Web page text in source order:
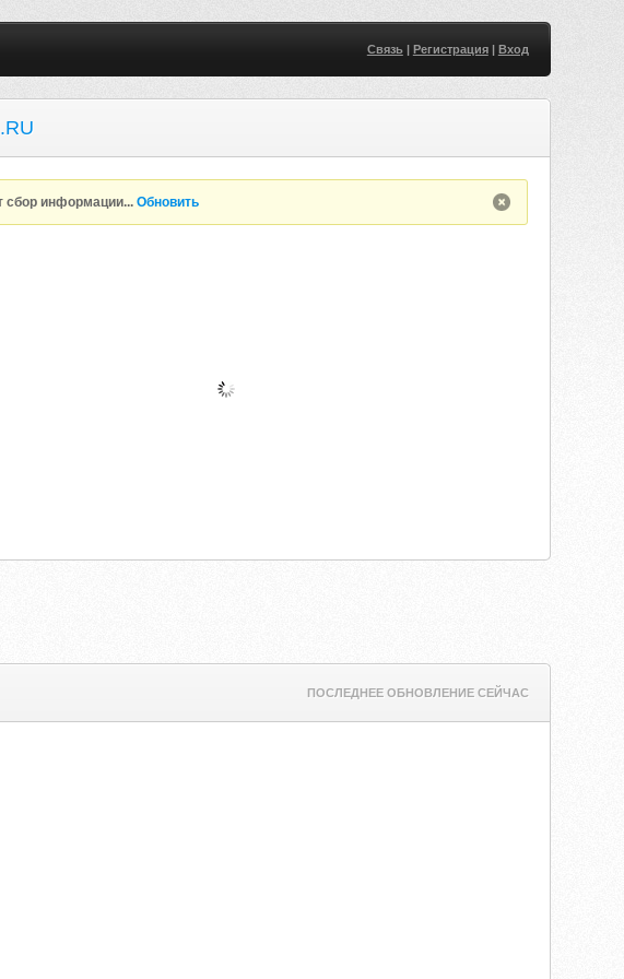
Связь| Регистрация| Вход
сбор информации...Обновить
ПОСЛЕДНЕЕ ОБНОВЛЕНИЕ СЕЙЧАС